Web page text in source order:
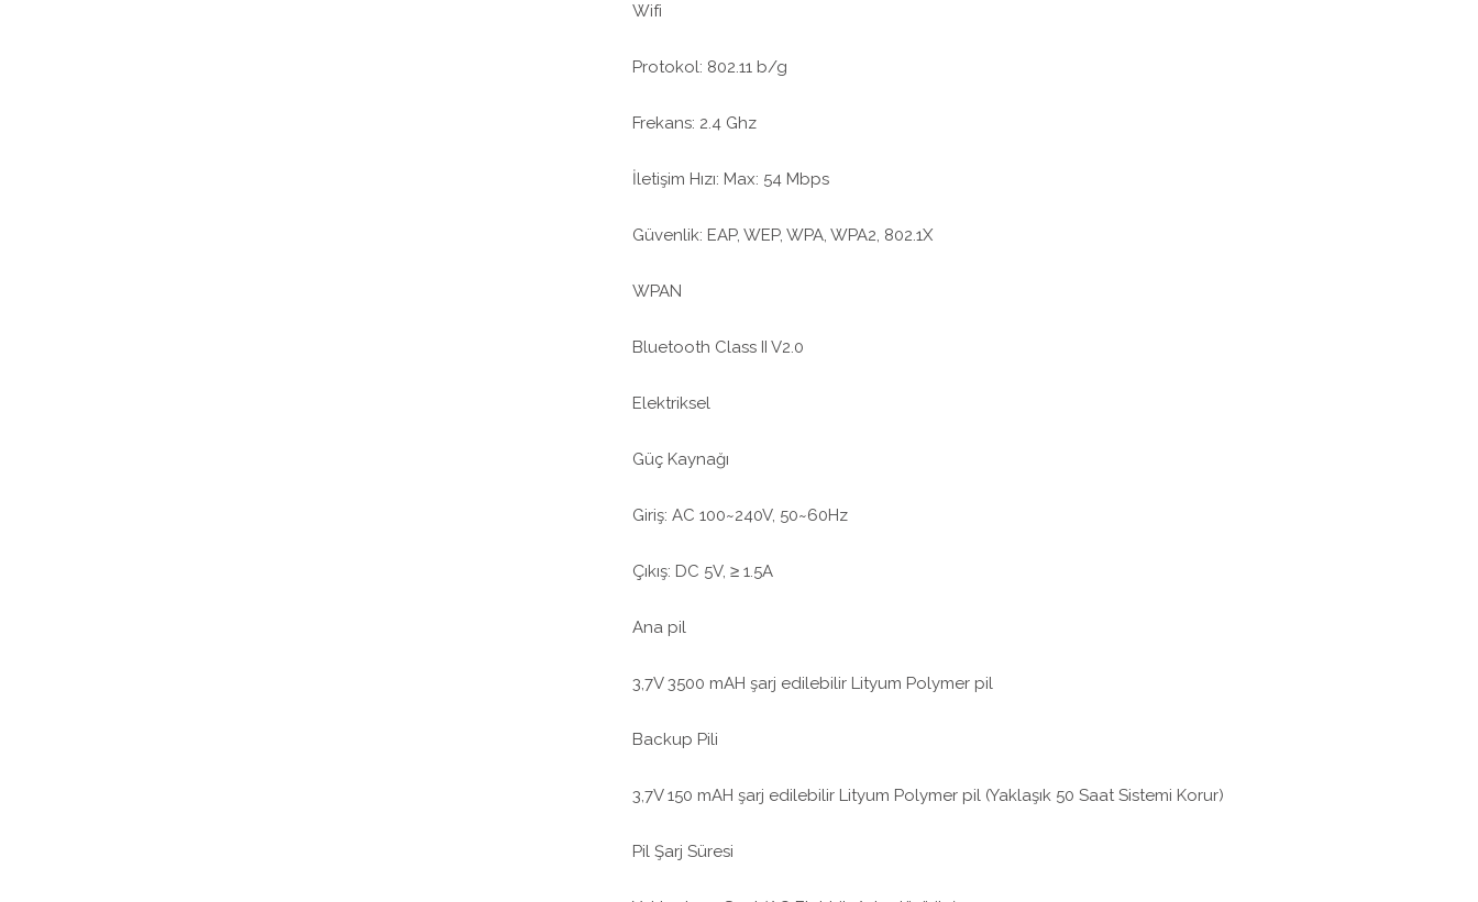
Wifi
Protokol: 802.11 b/g
Frekans: 2.4 Ghz
İletişim Hızı: Max: 54 Mbps
Güvenlik: EAP, WEP, WPA, WPA2, 802.1X
WPAN
Bluetooth Class II V2.0
Elektriksel
Güç Kaynağı
Giriş: AC 100~240V, 50~60Hz
Çıkış: DC 5V, ≥ 1.5A
Ana pil
3,7V 3500 mAH şarj edilebilir Lityum Polymer pil
Backup Pili
3,7V 150 mAH şarj edilebilir Lityum Polymer pil (Yaklaşık 50 Saat Sistemi Korur)
Pil Şarj Süresi